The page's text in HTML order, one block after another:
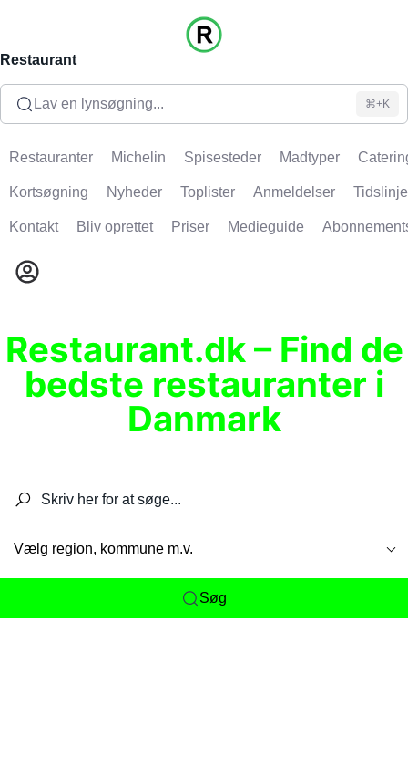
Restaurant
Lav en lynsøgning... ⌘+K
Restauranter Michelin Spisesteder Madtyper
Kortsøgning Nyheder Toplister Anmeldelser Tidslinje
Kontakt Bliv oprettet Priser Medieguide
Restaurant.dk – Find de
bedste restauranter i
Danmark
Vælg region, kommune m.v.
Søg